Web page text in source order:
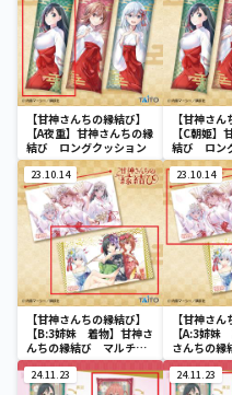
【甘神さんちの縁結び】
【A夜重】甘神さんちの縁
結び ロングクッション
【甘神さん
【C朝姫】
結び ロン
23.10.14
【甘神さんちの縁結び】
【B:3姉妹 着物】甘神さ
んちの縁結び マルチク
ロス
23.10.14
【甘神さん
【A:3姉妹
さんちの
クロス
24.11.23 24.11.23